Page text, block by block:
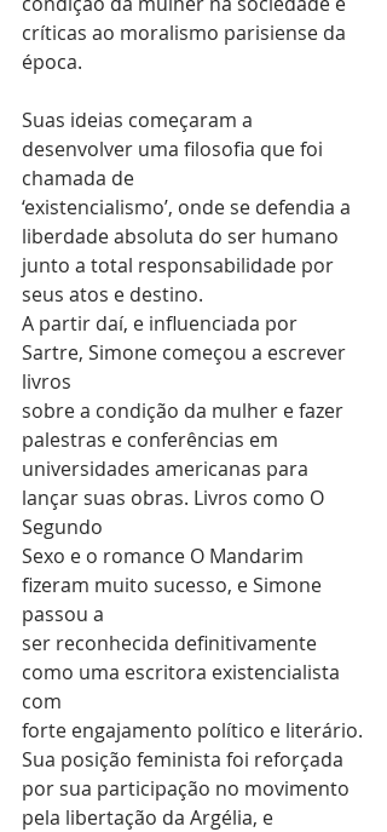
críticas ao moralismo parisiense da
época.
Suas ideias começaram a
desenvolver uma filosofia que foi
chamada de
‘existencialismo’, onde se defendia a
liberdade absoluta do ser humano
junto a total responsabilidade por
seus atos e destino.
A partir daí, e influenciada por
Sartre, Simone começou a escrever
livros
sobre a condição da mulher e fazer
palestras e conferências em
universidades americanas para
lançar suas obras. Livros como O
Segundo
Sexo e o romance O Mandarim
fizeram muito sucesso, e Simone
passou a
ser reconhecida definitivamente
como uma escritora existencialista
com
forte engajamento político e literário.
Sua posição feminista foi reforçada
por sua participação no movimento
pela libertação da Argélia, e